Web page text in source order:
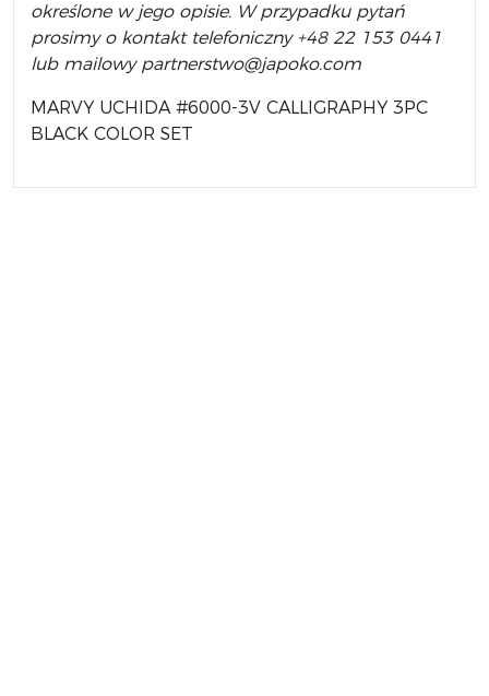
określone w jego opisie. W przypadku pytań
prosimy o kontakt telefoniczny +48 22 153 0441
lub mailowy partnerstwo@japoko.com
MARVY UCHIDA #6000-3V CALLIGRAPHY 3PC
BLACK COLOR SET